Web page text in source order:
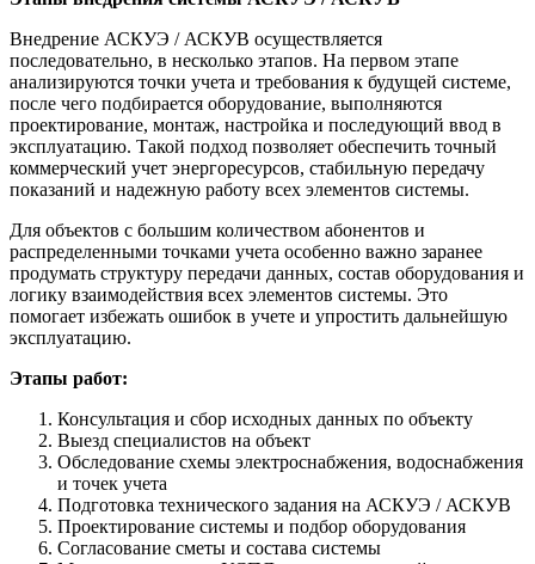
Внедрение АСКУЭ / АСКУВ осуществляется
последовательно, в несколько этапов. На первом этапе
анализируются точки учета и требования к будущей системе,
после чего подбирается оборудование, выполняются
проектирование, монтаж, настройка и последующий ввод в
эксплуатацию. Такой подход позволяет обеспечить точный
коммерческий учет энергоресурсов, стабильную передачу
показаний и надежную работу всех элементов системы.
Для объектов с большим количеством абонентов и
распределенными точками учета особенно важно заранее
продумать структуру передачи данных, состав оборудования и
логику взаимодействия всех элементов системы. Это
помогает избежать ошибок в учете и упростить дальнейшую
эксплуатацию.
Этапы работ:
Консультация и сбор исходных данных по объекту
Выезд специалистов на объект
Обследование схемы электроснабжения, водоснабжения
и точек учета
Подготовка технического задания на АСКУЭ / АСКУВ
Проектирование системы и подбор оборудования
Согласование сметы и состава системы